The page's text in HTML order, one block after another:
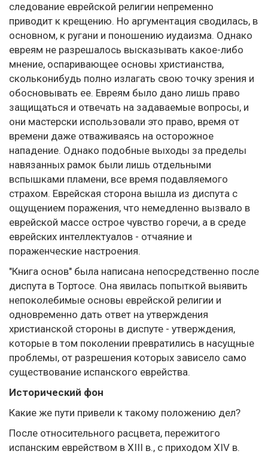
следование еврейской религии непременно
приводит к крещению. Но аргументация сводилась, в
основном, к ругани и поношению иудаизма. Однако
евреям не разрешалось высказывать какое-либо
мнение, оспаривающее основы христианства,
скольконибудь полно излагать свою точку зрения и
обосновывать ее. Евреям было дано лишь право
защищаться и отвечать на задаваемые вопросы, и
они мастерски использовали это право, время от
времени даже отваживаясь на осторожное
нападение. Однако подобные выходы за пределы
навязанных рамок были лишь отдельными
вспышками пламени, все время подавляемого
страхом. Еврейская сторона вышла из диспута с
ощущением поражения, что немедленно вызвало в
еврейской массе острое чувство горечи, а в среде
еврейских интеллектуалов - отчаяние и
пораженческие настроения.
"Книга основ" была написана непосредственно после
диспута в Тортосе. Она явилась попыткой выявить
непоколебимые основы еврейской религии и
одновременно дать ответ на утверждения
христианской стороны в диспуте - утверждения,
которые в том поколении превратились в насущные
проблемы, от разрешения которых зависело само
существование испанского еврейства.
Исторический фон
Какие же пути привели к такому положению дел?
После относительного расцвета, пережитого
испанским еврейством в XIII в., с приходом XIV в.